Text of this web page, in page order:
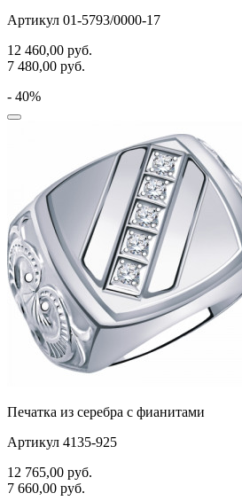
Артикул 01-5793/0000-17
12 460,00 руб.
7 480,00 руб.
- 40%
Печатка из серебра с фианитами
Артикул 4135-925
12 765,00 руб.
7 660,00 руб.